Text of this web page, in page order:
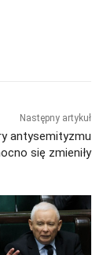
Następny artykuł
antysemityzmu
się zmieniły